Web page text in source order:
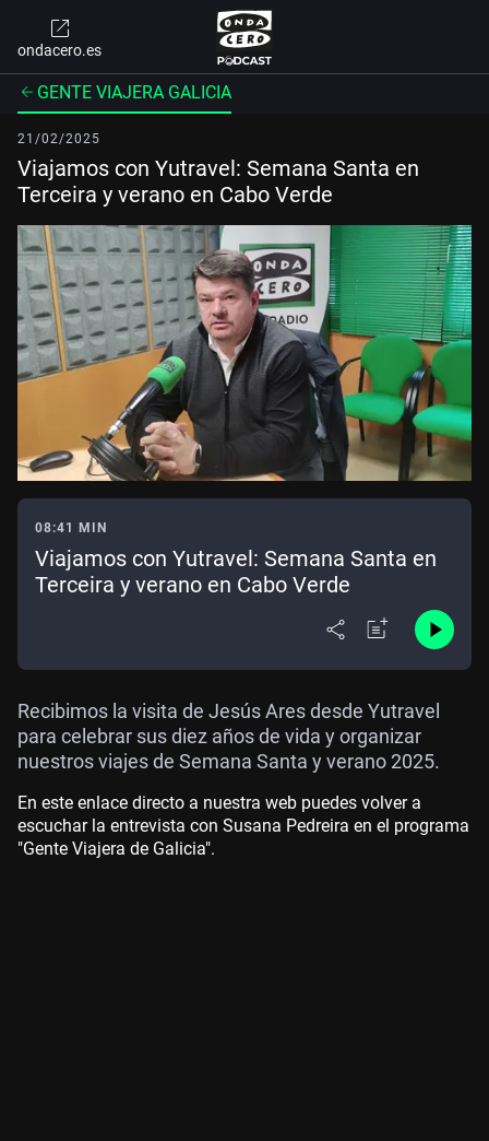
ondacero.es
GENTE VIAJERA GALICIA
21/02/2025
Viajamos con Yutravel: Semana Santa en
Terceira y verano en Cabo Verde
08:41 MIN
Viajamos con Yutravel: Semana Santa en
Terceira y verano en Cabo Verde
Recibimos la visita de Jesús Ares desde Yutravel
para celebrar sus diez años de vida y organizar
nuestros viajes de Semana Santa y verano 2025.
En este enlace directo a nuestra web puedes volver a
escuchar la entrevista con Susana Pedreira en el programa
"Gente Viajera de Galicia".